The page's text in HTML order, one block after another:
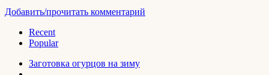
Добавить/прочитать комментарий
Recent
Popular
Заготовка огурцов на зиму